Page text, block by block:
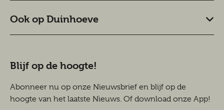
Ook op Duinhoeve
Blijf op de hoogte!
Abonneer nu op onze Nieuwsbrief en blijf op de
hoogte van het laatste Nieuws. Of download onze App!